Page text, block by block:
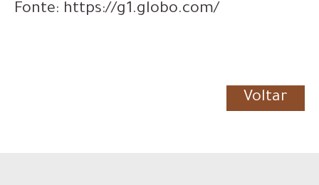
Fonte: https://g1.globo.com/
Voltar